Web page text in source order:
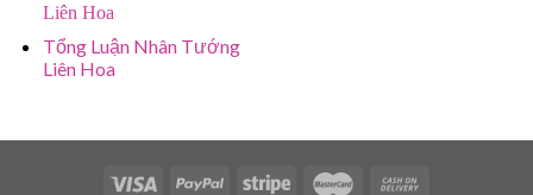
Liên Hoa
Tổng Luận Nhân Tướng
Liên Hoa